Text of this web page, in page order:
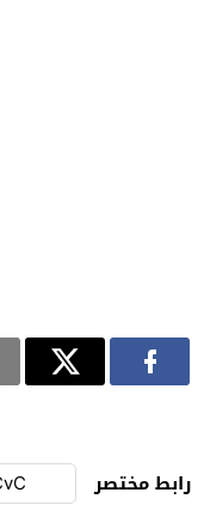
رابط مختصر